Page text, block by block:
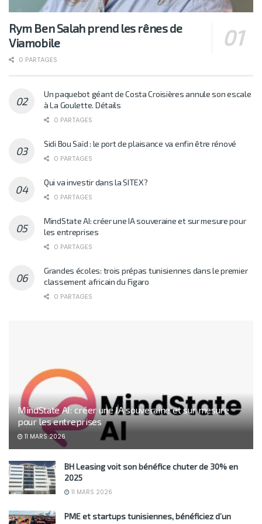
Rym Ben Salah prend les rênes de
Viamobile
0 PARTAGES
Un paquebot géant de Costa Croisières annule son escale
à La Goulette. Détails
0 PARTAGES
Sidi Bou Saïd : le port de plaisance va enfin être rénové
0 PARTAGES
Qui va investir dans la SITEX?
0 PARTAGES
MindState AI: créer une IA souveraine et sur mesure pour
les entreprises
0 PARTAGES
Grandes écoles: trois prépas tunisiennes dans le premier
classement africain du Figaro
0 PARTAGES
MindState AI: créer une IA souveraine et sur mesure
pour les entreprises
11 MARS 2026
BH Leasing voit son bénéfice chuter de 30% en
2025
11 MARS 2026
PME et startups tunisiennes, bénéficiez d’un